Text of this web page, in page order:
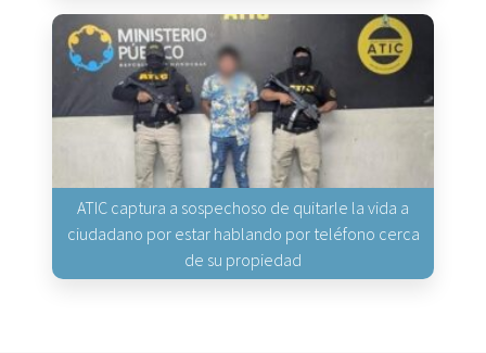
ATIC captura a sospechoso de quitarle la vida a
ciudadano por estar hablando por teléfono cerca
de su propiedad